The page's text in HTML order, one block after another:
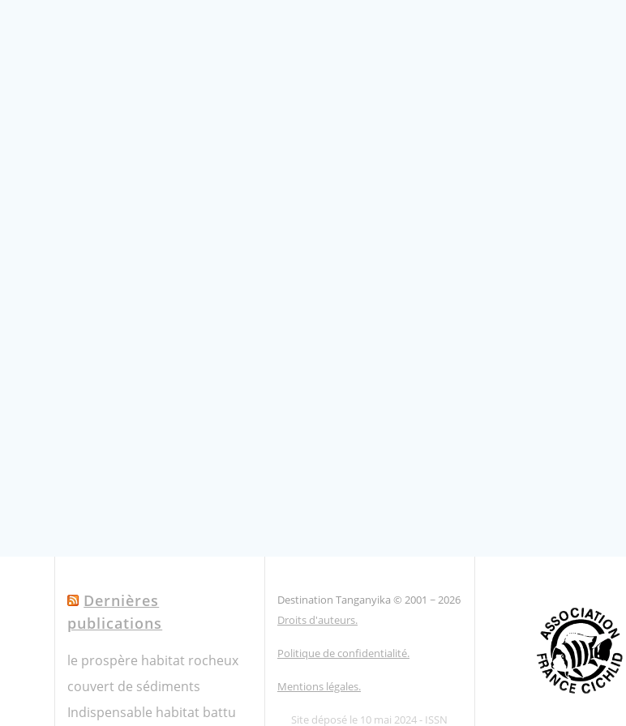
Dernières
publications
le prospère habitat rocheux
couvert de sédiments
Indispensable habitat battu
Destination Tanganyika © 2001 ~ 2026
Droits d'auteurs.
Politique de confidentialité.
Mentions légales.
Site déposé le 10 mai 2024 - ISSN